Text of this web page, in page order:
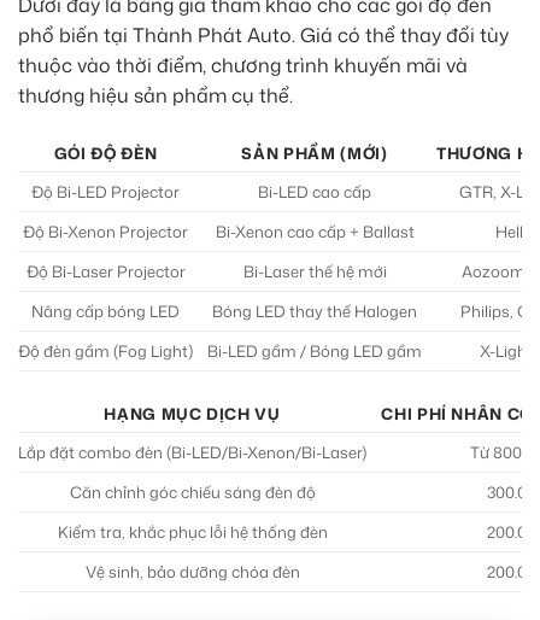
phổ biến tại Thành Phát Auto. Giá có thể thay đổi tùy
thuộc vào thời điểm, chương trình khuyến mãi và
thương hiệu sản phẩm cụ thể.
GÓI ĐỘ ĐÈN SẢN PHẨM (MỚI)
THƯƠNG
Độ Bi-LED Projector
Bi-LED cao cấp
GTR, X-
Độ Bi-Xenon Projector
Bi-Xenon cao cấp + Ballast
Độ Bi-Laser Projector
Bi-Laser thế hệ mới
Aozoom,
Nâng cấp bóng LED
Bóng LED thay thế Halogen
Philips,
Độ đèn gầm (Fog Light)
Bi-LED gầm / Bóng LED gầm X-
HẠNG MỤC DỊCH VỤ
CHI PHÍ NHÂN
Lắp đặt combo đèn (Bi-LED/Bi-Xenon/Bi-Laser)
Từ
Căn chỉnh góc chiếu sáng đèn độ
Kiểm tra, khắc phục lỗi hệ thống đèn
Vệ sinh, bảo dưỡng chóa đèn